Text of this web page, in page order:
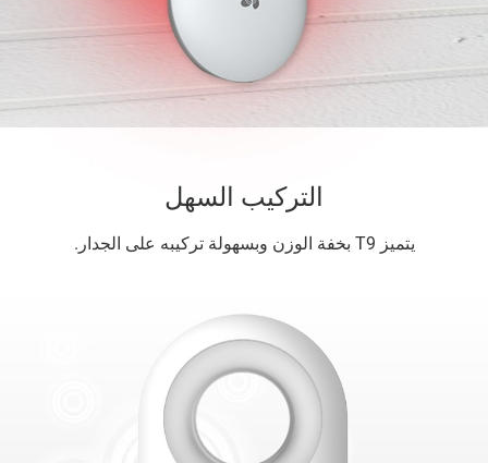
التركيب السهل
يتميز T9 بخفة الوزن وبسهولة تركيبه على الجدار.